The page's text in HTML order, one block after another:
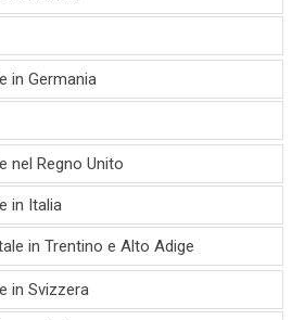
in Germania
nel Regno Unito
in Italia
in Trentino e Alto Adige
in Svizzera